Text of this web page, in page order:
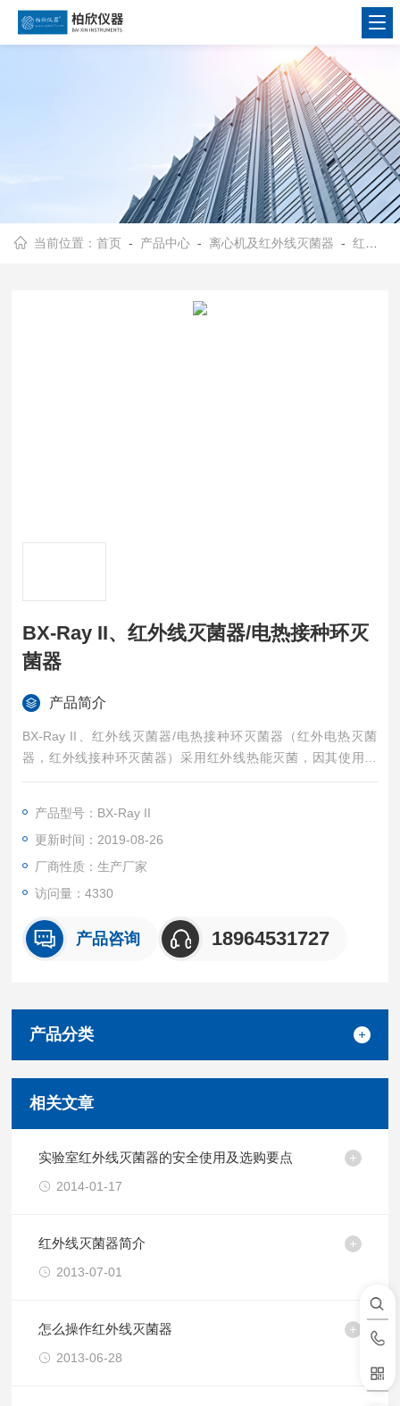
当前位置：首页 - 产品中心 -离心机及红外线灭菌器 -红外线灭菌器
BX-Ray II、红外线灭菌器/电热接种环灭
菌器
产品简介
BX-Ray II、红外线灭菌器/电热接种环灭菌器（红外电热灭菌
器，红外线接种环灭菌器）采用红外线热能灭菌，因其使用方
便、操作简单、对环境无污染，无明火、不怕风、使用安全,可广
中进行微生物实验。
产品型号：BX-Ray II
更新时间：2019-08-26
厂商性质：生产厂家
访问量：4330
产品咨询 18964531727
产品分类
相关文章
实验室红外线灭菌器的安全使用及选购要点
2014-01-17
红外线灭菌器简介
2013-07-01
怎么操作红外线灭菌器
2013-06-28